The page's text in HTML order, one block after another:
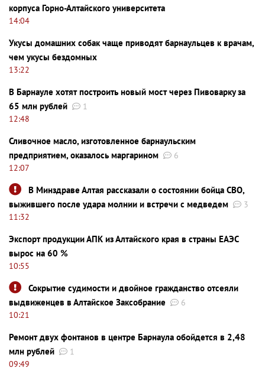
корпуса Горно-Алтайского университета
14:04
Укусы домашних собак чаще приводят барнаульцев к врачам,
чем укусы бездомных
13:22
В Барнауле хотят построить новый мост через Пивоварку за
65 млн рублей
1
12:48
Сливочное масло, изготовленное барнаульским
предприятием, оказалось маргарином
6
12:07
В Минздраве Алтая рассказали о состоянии бойца СВО,
выжившего после удара молнии и встречи с медведем
3
11:32
Экспорт продукции АПК из Алтайского края в страны ЕАЭС
вырос на 60 %
10:55
Сокрытие судимости и двойное гражданство отсеяли
выдвиженцев в Алтайское Заксобрание
6
10:21
Ремонт двух фонтанов в центре Барнаула обойдется в 2,48
млн рублей
1
09:49